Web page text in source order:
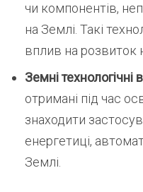
чи компонентів,
на Землі. Такі
вплив на розвиток
Земні технологічні
отримані під час
знаходити
енергетиці,
Землі.